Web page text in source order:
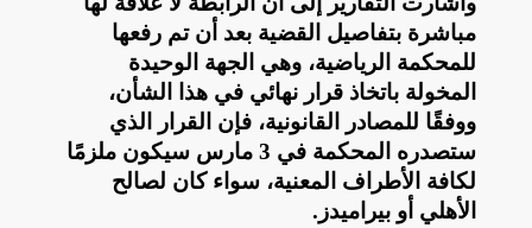
مباشرة بتفاصيل القضية بعد أن تم رفعها
للمحكمة الرياضية، وهي الجهة الوحيدة
المخولة باتخاذ قرار نهائي في هذا الشأن،
ووفقًا للمصادر القانونية، فإن القرار الذي
ستصدره المحكمة في 3 مارس سيكون ملزمًا
لكافة الأطراف المعنية، سواء كان لصالح
الأهلي أو بيراميدز .